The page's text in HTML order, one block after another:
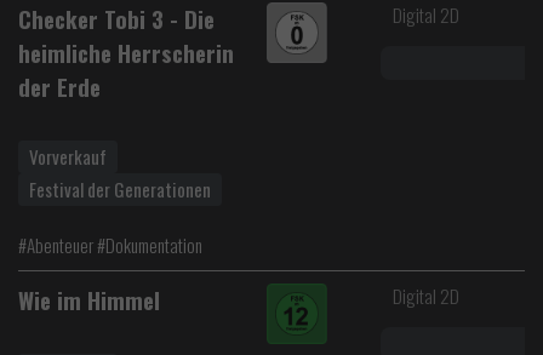
Checker Tobi 3 - Die
heimliche Herrscherin
der Erde
Vorverkauf
Festival der Generationen
#Abenteuer #Dokumentation
Digital 2D
Wie im Himmel Digital 2D